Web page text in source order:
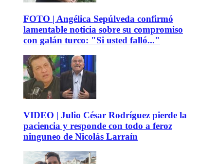
FOTO | Angélica Sepúlveda confirmó
lamentable noticia sobre su compromiso
con galán turco: "Si usted falló..."
VIDEO | Julio César Rodríguez pierde la
paciencia y responde con todo a feroz
ninguneo de Nicolás Larraín